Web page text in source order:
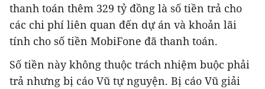
thanh toán thêm 329 tỷ đồng là số tiền trả cho
các chi phí liên quan đến dự án và khoản lãi
tính cho số tiền MobiFone đã thanh toán.
Số tiền này không thuộc trách nhiệm buộc phải
trả nhưng bị cáo Vũ tự nguyện. Bị cáo Vũ giải